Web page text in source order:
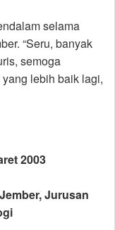
selama
“Seru, banyak
semoga
lebih baik lagi,
2003
Jurusan